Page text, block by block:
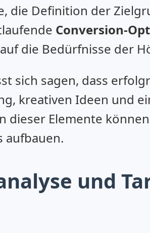
die Definition der
Conversion-
die Bedürfnisse der
sich sagen, dass
kreativen Ideen und
dieser Elemente
aufbauen.
und